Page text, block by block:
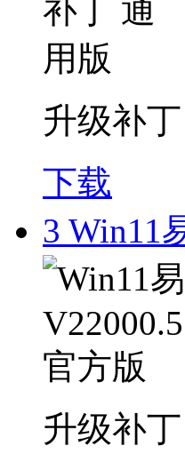
升级补丁
下载
3 Win11
升级补丁